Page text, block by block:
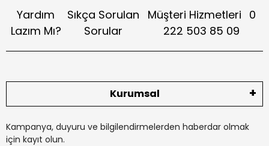
Yardım
Lazım Mı?
Sıkça Sorulan
Sorular
Müşteri Hizmetleri 0
222 503 85 09
Kurumsal
Kampanya, duyuru ve bilgilendirmelerden haberdar olmak
için kayıt olun.